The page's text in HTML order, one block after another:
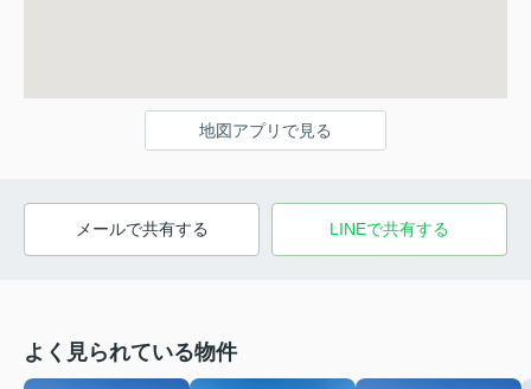
地図アプリで見る
メールで共有する LINEで共有する
よく見られている物件